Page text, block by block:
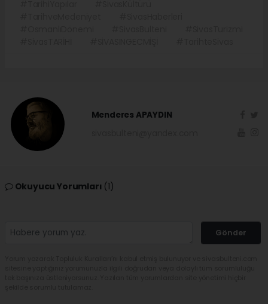
Menderes APAYDIN
Okuyucu Yorumları (1)
Gönder